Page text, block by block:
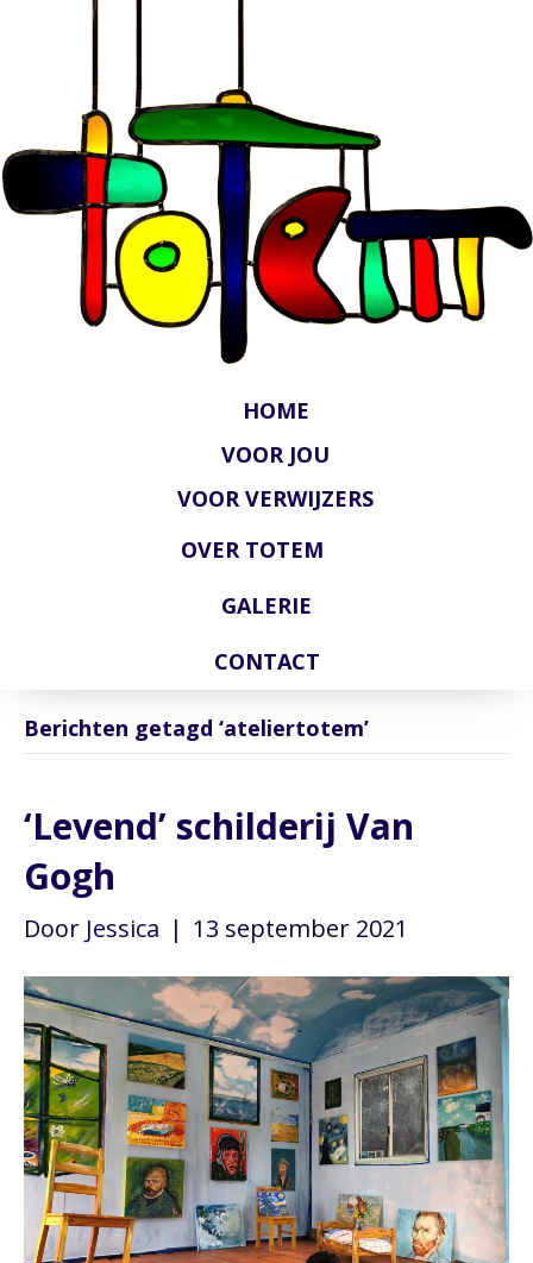
HOME
VOOR JOU
VOOR VERWIJZERS
OVER TOTEM
GALERIE
CONTACT
Berichten getagd ‘ateliertotem’
‘Levend’ schilderij Van
Gogh
Door Jessica | 13 september 2021